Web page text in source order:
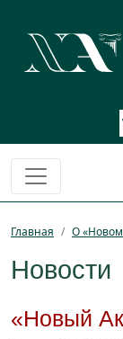
Главная О
Новости
«Новый